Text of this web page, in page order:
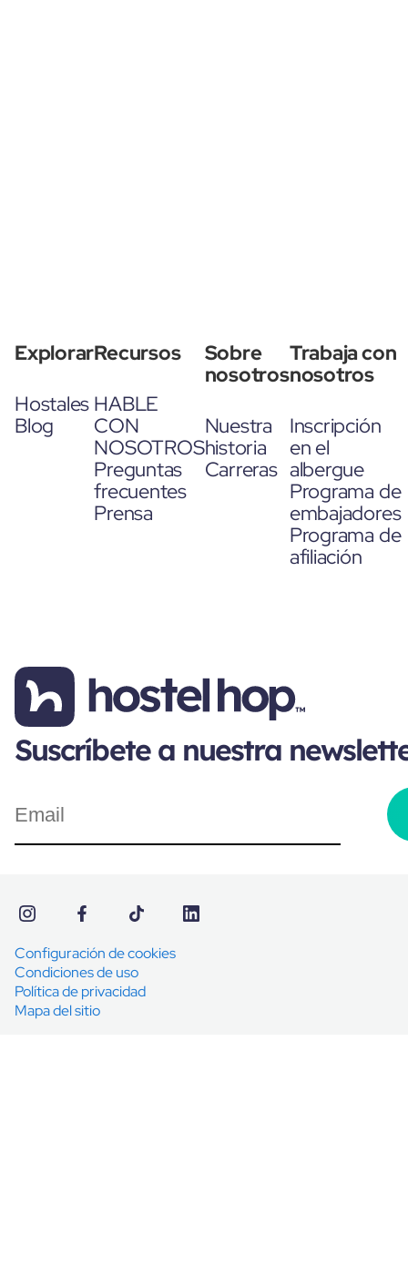
Explorar
Hostales
Blog
Recursos
HABLE
CON
NOSOTROS
Preguntas
frecuentes
Prensa
Sobre
nosotros
Nuestra
historia
Carreras
Trabaja con
nosotros
Inscripción
en el
albergue
Programa de
embajadores
Programa de
afiliación
Suscríbete a nuestra
Configuración de cookies
Condiciones de uso
Política de privacidad
Mapa del sitio